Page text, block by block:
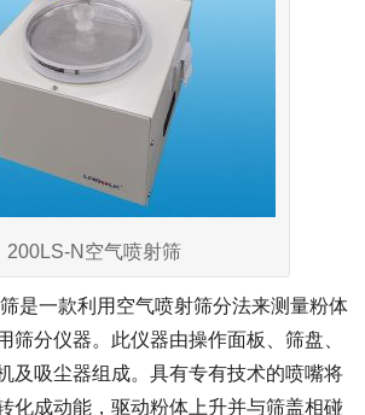
200LS-N空气喷射筛
是一款利用空气喷射筛分法来测量粉体
筛分仪器。此仪器由操作面板、筛盘、
及吸尘器组成。具有专有技术的喷嘴将
化成动能，驱动粉体上升并与筛盖相碰